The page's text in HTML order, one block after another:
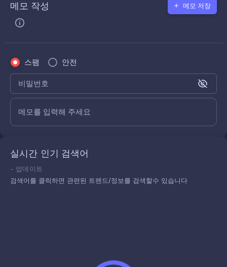
메모 작성 메모 저장
스팸 안전
비밀번호
메모를 입력해 주세요
실시간 인기 검색어
- 업데이트
검색어를 클릭하면 관련된 트렌드/정보를 검색할수 있습니다